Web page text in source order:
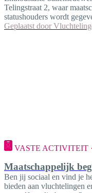
Telingstraat 2, waar
statushouders wordt
Geplaatst door
VASTE ACTIVITEIT
Maatschappelijk
Ben jij sociaal en vind je
bieden aan vluchtelingen